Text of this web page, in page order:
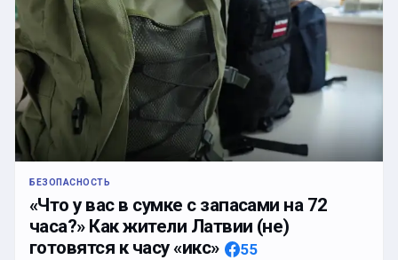
БЕЗОПАСНОСТЬ
«Что у вас в сумке с запасами на 72
часа?» Как жители Латвии (не)
готовятся к часу «икс»
55